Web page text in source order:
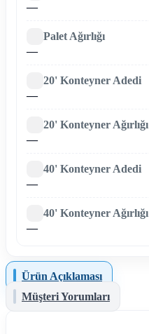
—
Palet Ağırlığı
—
20' Konteyner Adedi
—
20' Konteyner Ağırlığı
—
40' Konteyner Adedi
—
40' Konteyner Ağırlığı
—
Ürün Açıklaması
Müşteri Yorumları